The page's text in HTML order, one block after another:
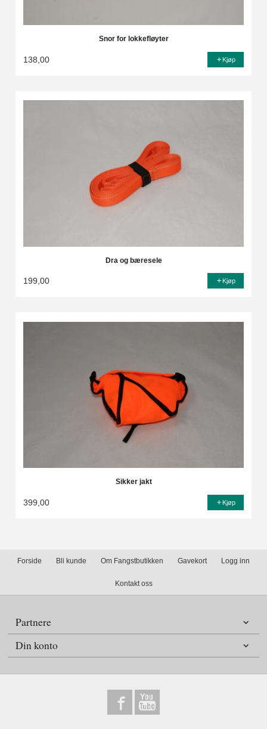
Snor for lokkefløyter
138,00 Kjøp
Dra og bæresele
199,00 Kjøp
Sikker jakt
399,00 Kjøp
Forside Bli kunde Om Fangstbutikken Gavekort Logg inn
Kontakt oss
Partnere
Din konto